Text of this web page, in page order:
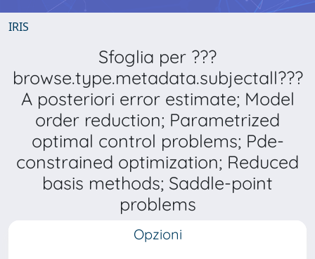
IRIS
Sfoglia per ???
browse.type.metadata.subjectall???
A posteriori error estimate; Model
order reduction; Parametrized
optimal control problems; Pde-
constrained optimization; Reduced
basis methods; Saddle-point
problems
Opzioni